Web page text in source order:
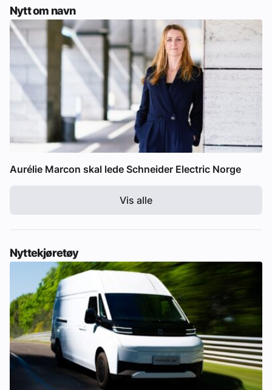
Nytt om navn
Aurélie Marcon skal lede Schneider Electric Norge
Vis alle
Nyttekjøretøy